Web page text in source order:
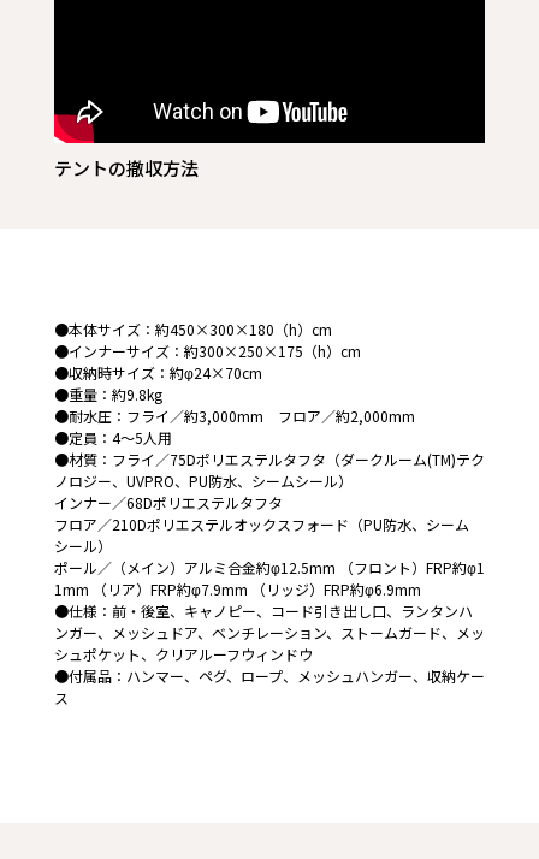
テントの撤収方法
●本体サイズ：約450×300×180（h）cm
●インナーサイズ：約300×250×175（h）cm
●収納時サイズ：約φ24×70cm
●重量：約9.8kg
●耐水圧：フライ／約3,000mm フロア／約2,000mm
●定員：4～5人用
●材質：フライ／75Dポリエステルタフタ（ダークルーム(TM)テク
ノロジー、UVPRO、PU防水、シームシール）
インナー／68Dポリエステルタフタ
フロア／210Dポリエステルオックスフォード（PU防水、シーム
シール）
ポール／（メイン）アルミ合金約φ12.5mm （フロント）FRP約φ1
1mm （リア）FRP約φ7.9mm （リッジ）FRP約φ6.9mm
●仕様：前・後室、キャノピー、コード引き出し口、ランタンハ
ンガー、メッシュドア、ベンチレーション、ストームガード、メッ
シュポケット、クリアルーフウィンドウ
●付属品：ハンマー、ペグ、ロープ、メッシュハンガー、収納ケー
ス